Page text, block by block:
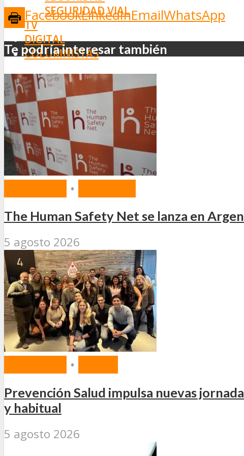
SEGURIDAD VIAL
TV
DIGITAL
COLUMNISTAS
FacebookLinkedInEmailWhatsApp
Te podría interesar también
•
The Human Safety Net se lanza en
5 agosto 2026
•
Prevención Salud impulsa nuevas
y habitual
5 agosto 2026